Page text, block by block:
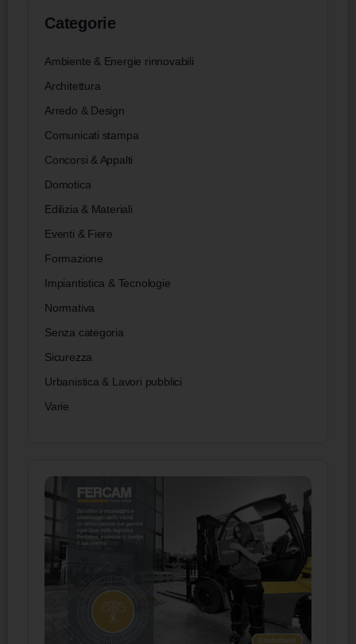
Categorie
Ambiente & Energie rinnovabili
Architettura
Arredo & Design
Comunicati stampa
Concorsi & Appalti
Domotica
Edilizia & Materiali
Eventi & Fiere
Formazione
Impiantistica & Tecnologie
Normativa
Senza categoria
Sicurezza
Urbanistica & Lavori pubblici
Varie